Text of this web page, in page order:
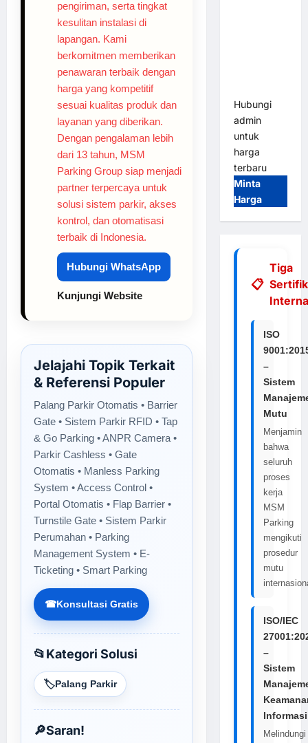
pengiriman, serta tingkat
kesulitan instalasi di
lapangan. Kami
berkomitmen memberikan
penawaran terbaik dengan
harga yang kompetitif
sesuai kualitas produk dan
layanan yang diberikan.
Dengan pengalaman lebih
dari 13 tahun, MSM
Parking Group siap menjadi
partner terpercaya untuk
solusi sistem parkir, akses
kontrol, dan otomatisasi
terbaik di Indonesia.
Hubungi WhatsApp
Kunjungi Website
Jelajahi Topik Terkait
& Referensi Populer
Palang Parkir Otomatis • Barrier
Gate • Sistem Parkir RFID • Tap
& Go Parking • ANPR Camera •
Parkir Cashless • Gate
Otomatis • Manless Parking
System • Access Control •
Portal Otomatis • Flap Barrier •
Turnstile Gate • Sistem Parkir
Perumahan • Parking
Management System • E-
Ticketing • Smart Parking
☎Konsultasi Gratis
📂Kategori Solusi
🏷️Palang Parkir
🔎Saran!
Hubungi
admin
untuk
harga
terbaru
Minta
Harga
Tiga
ISO
–
Sistem
Mutu
Menjamin
bahwa
seluruh
proses
kerja
MSM
Parking
mengikuti
prosedur
mutu
ISO/IEC
–
Sistem
Informasi
Melindungi